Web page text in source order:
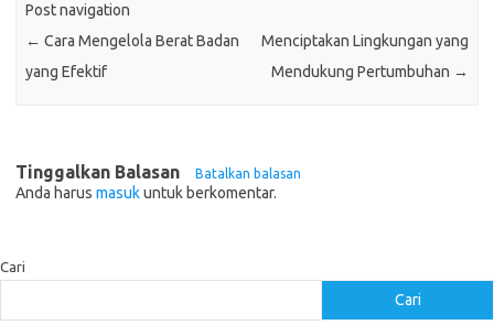
Post navigation
← Cara Mengelola Berat Badan
yang Efektif
Menciptakan Lingkungan yang
Mendukung Pertumbuhan →
Tinggalkan Balasan Batalkan balasan
Anda harus masukuntuk berkomentar.
Cari
Cari